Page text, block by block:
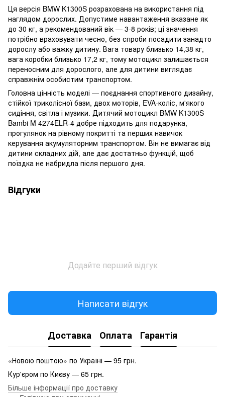
Ця версія BMW K1300S розрахована на використання під
наглядом дорослих. Допустиме навантаження вказане як
до 30 кг, а рекомендований вік — 3-8 років; ці значення
потрібно враховувати чесно, без спроби посадити занадто
дорослу або важку дитину. Вага товару близько 14,38 кг,
вага коробки близько 17,2 кг, тому мотоцикл залишається
переносним для дорослого, але для дитини виглядає
справжнім особистим транспортом.
Головна цінність моделі — поєднання спортивного дизайну,
стійкої триколісної бази, двох моторів, EVA-коліс, м'якого
сидіння, світла і музики. Дитячий мотоцикл BMW K1300S
Bambi M 4274ELR-4 добре підходить для подарунка,
прогулянок на рівному покритті та перших навичок
керування акумуляторним транспортом. Він не вимагає від
дитини складних дій, але дає достатньо функцій, щоб
поїздка не набридла після першого дня.
Відгуки
Додайте перший відгук
Написати відгук
Доставка Оплата Гарантія
«Новою поштою» по Україні — 95 грн.
Кур'єром по Києву — 65 грн.
Більше інформації про доставку